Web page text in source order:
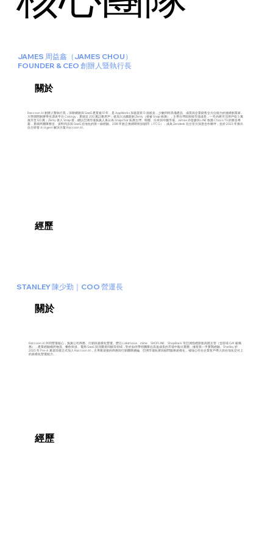
​JAMES 周益鑫（JAMES CHOU）
FOUNDER & CEO 創辦人暨執行長
關於
Raccoon AI 創辦人暨執行長，深耕網路與 SaaS 產業逾 10 年，是 AppWorks 加速器第 13 屆校友，少數同時具備產品、成長與企業銷售全方位能力的連續創業家。
大學期間創辦學生課表平台 Colorgy，累積近 200 萬註冊用戶；後加入法國新創 Zenly（後被 Snap 收購），主導台灣與南韓市場成長，一年內將月活用戶從 5 萬
推升至 120 萬；Zenly 併入 Snap 後，續以亞洲市場負責人身分為 Snapchat 拓展台灣、韓國、日本與中國市場。James 亦曾參與 LINE 收購 Choco TV 的整合專
案，累積跨團隊整合、資料同步與 SaaS 在地化的第一線經驗。2018 年創立詹姆斯科技顧問（JTCG），成為 Zendesk 在台官方深度合作夥伴，並於 2023 年推出
自主研發 AI Agent 解決方案 Raccoon AI。​
經歷
STANLEY 陳少勤｜COO 營運長
關於
Raccoon AI 共同營運核心，負責公司商務、行銷與規模化營運。歷任 Lalamove、inline、SHOPLINE、ShopBack 等亞洲指標新創高階主管（含區域 GM 級職
務），產業經驗橫跨物流、餐飲科技、電商 SaaS 與消費者回饋等領域，對於如何帶領團隊在高速成長的市場中殺出重圍，擁有第一手實戰經驗。Stanley 於
2025 年 Pre-A 募資前後正式加入 Raccoon AI，主導募資後的商務與行銷團隊擴編、亞洲市場拓展與顧問服務規模化，補強公司在企業客戶導入與在地化交付上
的規模化營運能力。
經歷